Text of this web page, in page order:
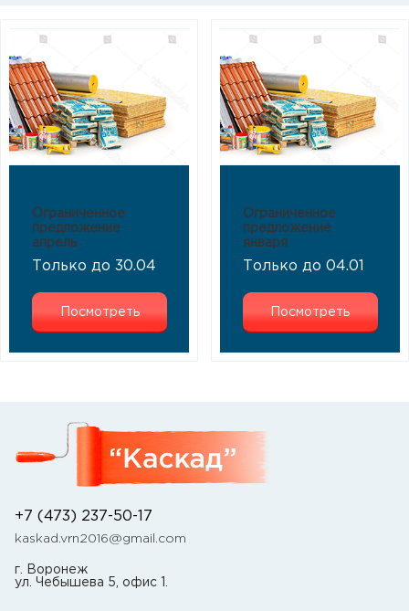
Ограниченное
предложение
апрель
Только до 30.04
Посмотреть
Ограниченное
предложение
января
Только до 04.01
Посмотреть
+7 (473) 237-50-17
kaskad.vrn2016@gmail.com
г. Воронеж
ул. Чебышева 5, офис 1.